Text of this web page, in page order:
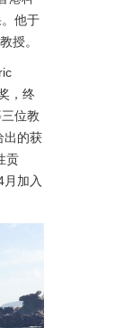
他于
授。
，终
位教
出的获
贡
月加入